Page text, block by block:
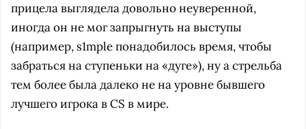
прицела выглядела довольно неуверенной,
иногда он не мог запрыгнуть на выступы
(например, s1mple понадобилось время, чтобы
забраться на ступеньки на «дуге»), ну а стрельба
тем более была далеко не на уровне бывшего
лучшего игрока в CS в мире.